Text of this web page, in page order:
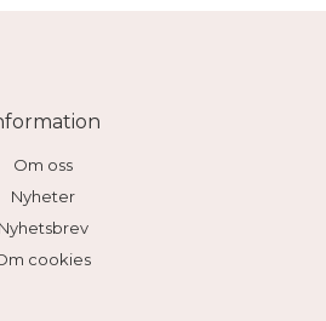
Om oss
Nyheter
Nyhetsbrev
cookies